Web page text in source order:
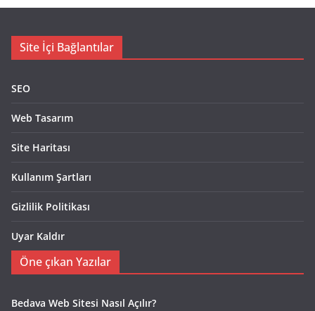
Site İçi Bağlantılar
SEO
Web Tasarım
Site Haritası
Kullanım Şartları
Gizlilik Politikası
Uyar Kaldır
Öne çıkan Yazılar
Bedava Web Sitesi Nasıl Açılır?